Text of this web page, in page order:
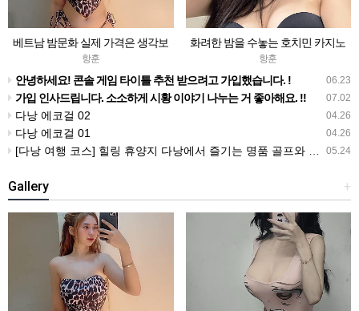
베트남 밤문화 실제 가격은 생각보
다 만만치 않아요!
항훈
화려한 밤을 수놓는 호치민 카지노
명소 4곳 완벽 가이드
항훈
06.23
안녕하세요! 콘솔 게임 타이틀 추천 받으려고 가입했습니다. !
07.02
가입 인사드립니다. 소소하게 시황 이야기 나누는 거 좋아해요. !!
04.26
다낭 에코걸 02
04.26
다낭 에코걸 01
05.24
[다낭 여행 코스] 힐링 휴양지 다낭에서 즐기는 명품 골프와 마사지 총정리
+
Gallery